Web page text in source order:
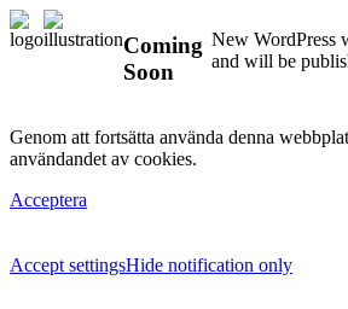
Coming
Soon
New WordPress
and will be
Genom att fortsätta använda denna
användandet av cookies.
Acceptera
Accept settingsHide notification only